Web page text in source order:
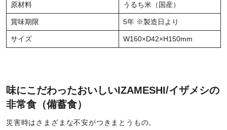
原材料 うるち米（国産）
賞味期限 5年 ※製造日より
サイズ W160×D42×H150mm
味にこだわったおいしいIZAMESHI/イザメシの
非常食（備蓄食）
災害時はさまざまな不安がつきまとうもの。